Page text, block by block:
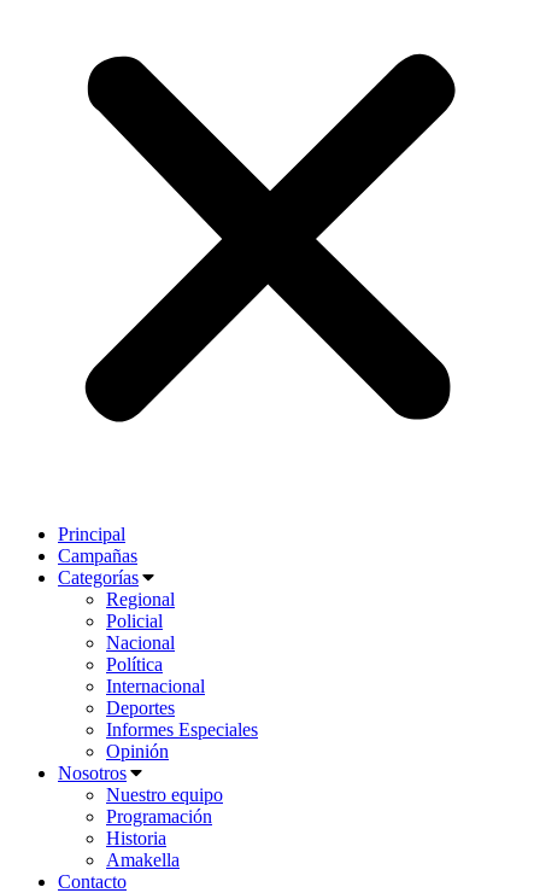
Principal
Campañas
Categorías
Regional
Policial
Nacional
Política
Internacional
Deportes
Informes Especiales
Opinión
Nosotros
Nuestro equipo
Programación
Historia
Amakella
Contacto